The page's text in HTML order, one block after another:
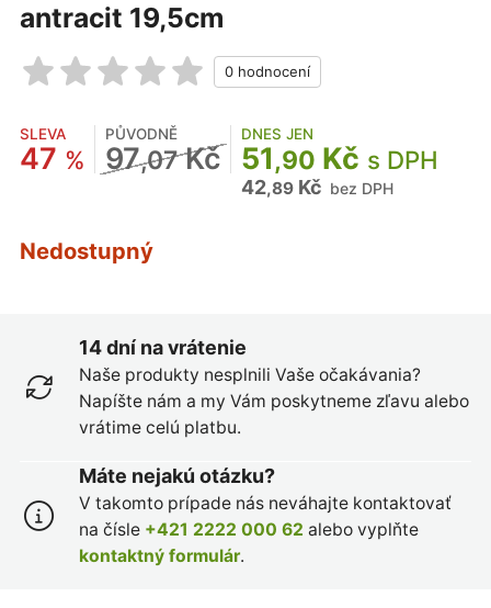
antracit 19,5cm
SLEVA
47 %
PŮVODNĚ
97,07Kč
DNES JEN
51,90 Kč s DPH
42,89Kč bez DPH
Nedostupný
14 dní na vrátenie
Naše produkty nesplnili Vaše očakávania?
Napíšte nám a my Vám poskytneme zľavu alebo
vrátime celú platbu.
Máte nejakú otázku?
V takomto prípade nás neváhajte kontaktovať
na čísle +421 2222 000 62 alebo vyplňte
kontaktný formulár.